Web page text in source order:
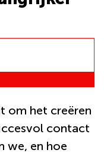
om het creëren
contact
we, en hoe